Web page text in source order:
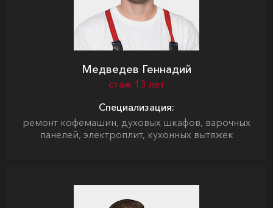
Медведев Геннадий
стаж 13 лет
Специализация:
ремонт кофемашин, духовых шкафов, варочных
панелей, электроплит, кухонных вытяжек